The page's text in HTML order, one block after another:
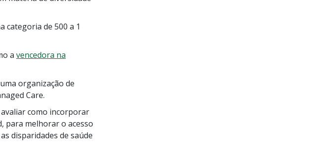
categoria de 500 a 1
a vencedora na
organização de
Care.
como incorporar
para melhorar o acesso
disparidades de saúde